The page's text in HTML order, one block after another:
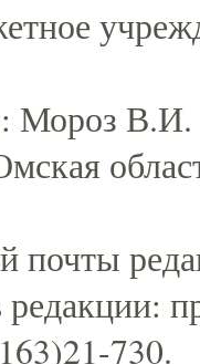
Мороз В.И.
почты
730.